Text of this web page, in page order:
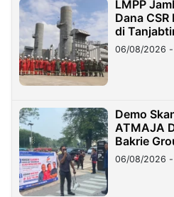
LMPP
Dana
di
06/08/2026 -
Demo
ATMAJA
Bakrie
06/08/2026